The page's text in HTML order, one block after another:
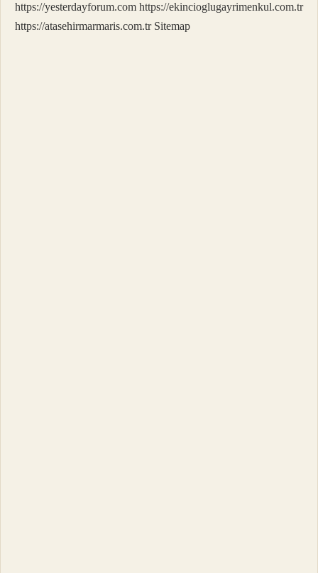
https://yesterdayforum.com https://ekincioglugayrimenkul.com.tr
https://atasehirmarmaris.com.tr Sitemap